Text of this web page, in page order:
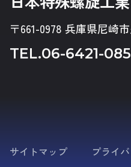
〒661-0978 兵庫県尼崎
TEL.06-6421-
サイトマップ
プライ